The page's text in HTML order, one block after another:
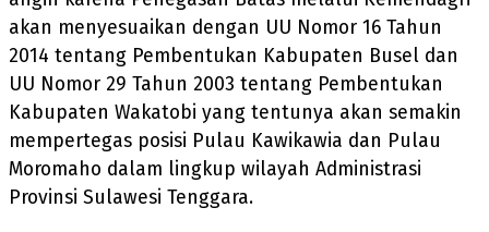
akan menyesuaikan dengan UU Nomor 16 Tahun
2014 tentang Pembentukan Kabupaten Busel dan
UU Nomor 29 Tahun 2003 tentang Pembentukan
Kabupaten Wakatobi yang tentunya akan semakin
mempertegas posisi Pulau Kawikawia dan Pulau
Moromaho dalam lingkup wilayah Administrasi
Provinsi Sulawesi Tenggara.